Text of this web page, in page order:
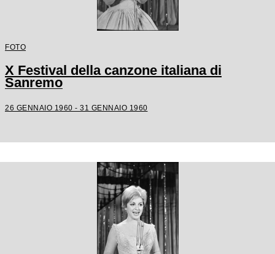
FOTO
X Festival della canzone italiana di
Sanremo
26 GENNAIO 1960 - 31 GENNAIO 1960